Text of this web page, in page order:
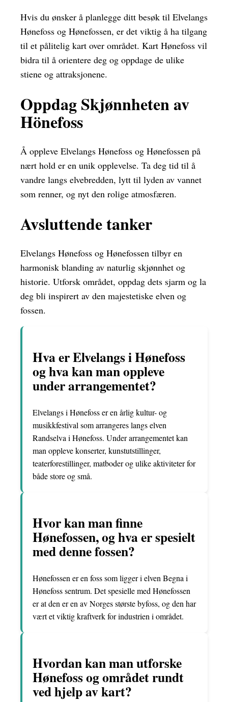
Hvis du ønsker å planlegge ditt besøk til Elvelangs
Hønefoss og Hønefossen, er det viktig å ha tilgang
til et pålitelig kart over området. Kart Hønefoss vil
bidra til å orientere deg og oppdage de ulike
stiene og attraksjonene.
Oppdag Skjønnheten av
Hönefoss
Å oppleve Elvelangs Hønefoss og Hønefossen på
nært hold er en unik opplevelse. Ta deg tid til å
vandre langs elvebredden, lytt til lyden av vannet
som renner, og nyt den rolige atmosfæren.
Avsluttende tanker
Elvelangs Hønefoss og Hønefossen tilbyr en
harmonisk blanding av naturlig skjønnhet og
historie. Utforsk området, oppdag dets sjarm og la
deg bli inspirert av den majestetiske elven og
fossen.
Hva er Elvelangs i Hønefoss
og hva kan man oppleve
under arrangementet?
Elvelangs i Hønefoss er en årlig kultur- og
musikkfestival som arrangeres langs elven
Randselva i Hønefoss. Under arrangementet kan
man oppleve konserter, kunstutstillinger,
teaterforestillinger, matboder og ulike aktiviteter for
både store og små.
Hvor kan man finne
Hønefossen, og hva er spesielt
med denne fossen?
Hønefossen er en foss som ligger i elven Begna i
Hønefoss sentrum. Det spesielle med Hønefossen
er at den er en av Norges største byfoss, og den har
vært et viktig kraftverk for industrien i området.
Hvordan kan man utforske
Hønefoss og området rundt
ved hjelp av kart?